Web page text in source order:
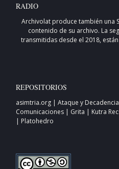
RADIO
Archivolat produce también una
contenido de su archivo. La
transmitidas desde el 2018,
REPOSITORIOS
asimtria.org | Ataque y Decadencia
Comunicaciones | Grita | Kutra
| Platohedro